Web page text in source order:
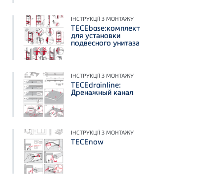
ІНСТРУКЦІЇ З МОНТАЖУ
TECEbase:комплект
для установки
подвесного унитаза
ІНСТРУКЦІЇ З МОНТАЖУ
TECEdrainline:
Дренажный канал
ІНСТРУКЦІЇ З МОНТАЖУ
TECEnow